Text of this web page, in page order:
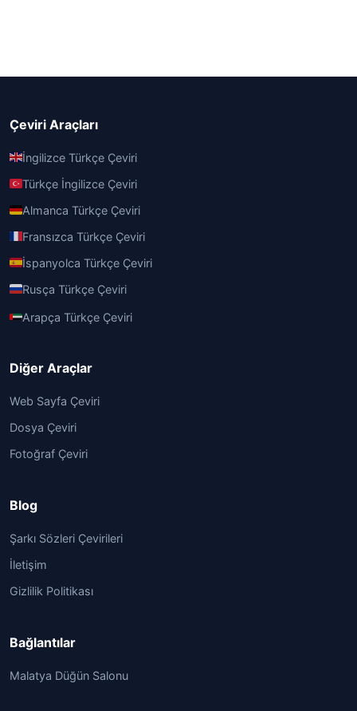
Çeviri Araçları
İngilizce Türkçe Çeviri
Türkçe İngilizce Çeviri
Almanca Türkçe Çeviri
Fransızca Türkçe Çeviri
İspanyolca Türkçe Çeviri
Rusça Türkçe Çeviri
Arapça Türkçe Çeviri
Diğer Araçlar
Web Sayfa Çeviri
Dosya Çeviri
Fotoğraf Çeviri
Blog
Şarkı Sözleri Çevirileri
İletişim
Gizlilik Politikası
Bağlantılar
Malatya Düğün Salonu